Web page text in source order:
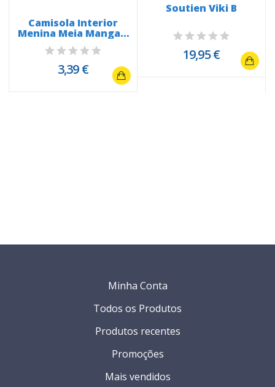
Camisola Interior
Menina Meia Manga –
Ref. 154C
3,39 €
Soutien Viki B
19,95 €
Minha Conta
Todos os Produtos
Produtos recentes
Promoções
Mais vendidos